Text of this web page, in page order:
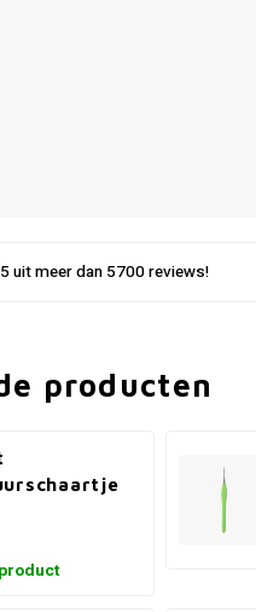
uit meer dan 5700 reviews!
producten